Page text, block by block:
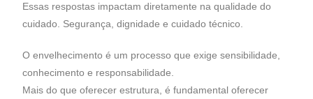
Essas respostas impactam diretamente na qualidade do
cuidado. Segurança, dignidade e cuidado técnico.
O envelhecimento é um processo que exige sensibilidade,
conhecimento e responsabilidade.
Mais do que oferecer estrutura, é fundamental oferecer